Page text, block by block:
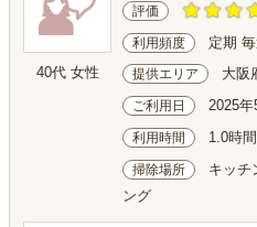
40代 女性
評価
利用頻度 定期
提供エリア 大阪
ご利用日 2025
利用時間 1.0時間
掃除場所
キッチ
ング